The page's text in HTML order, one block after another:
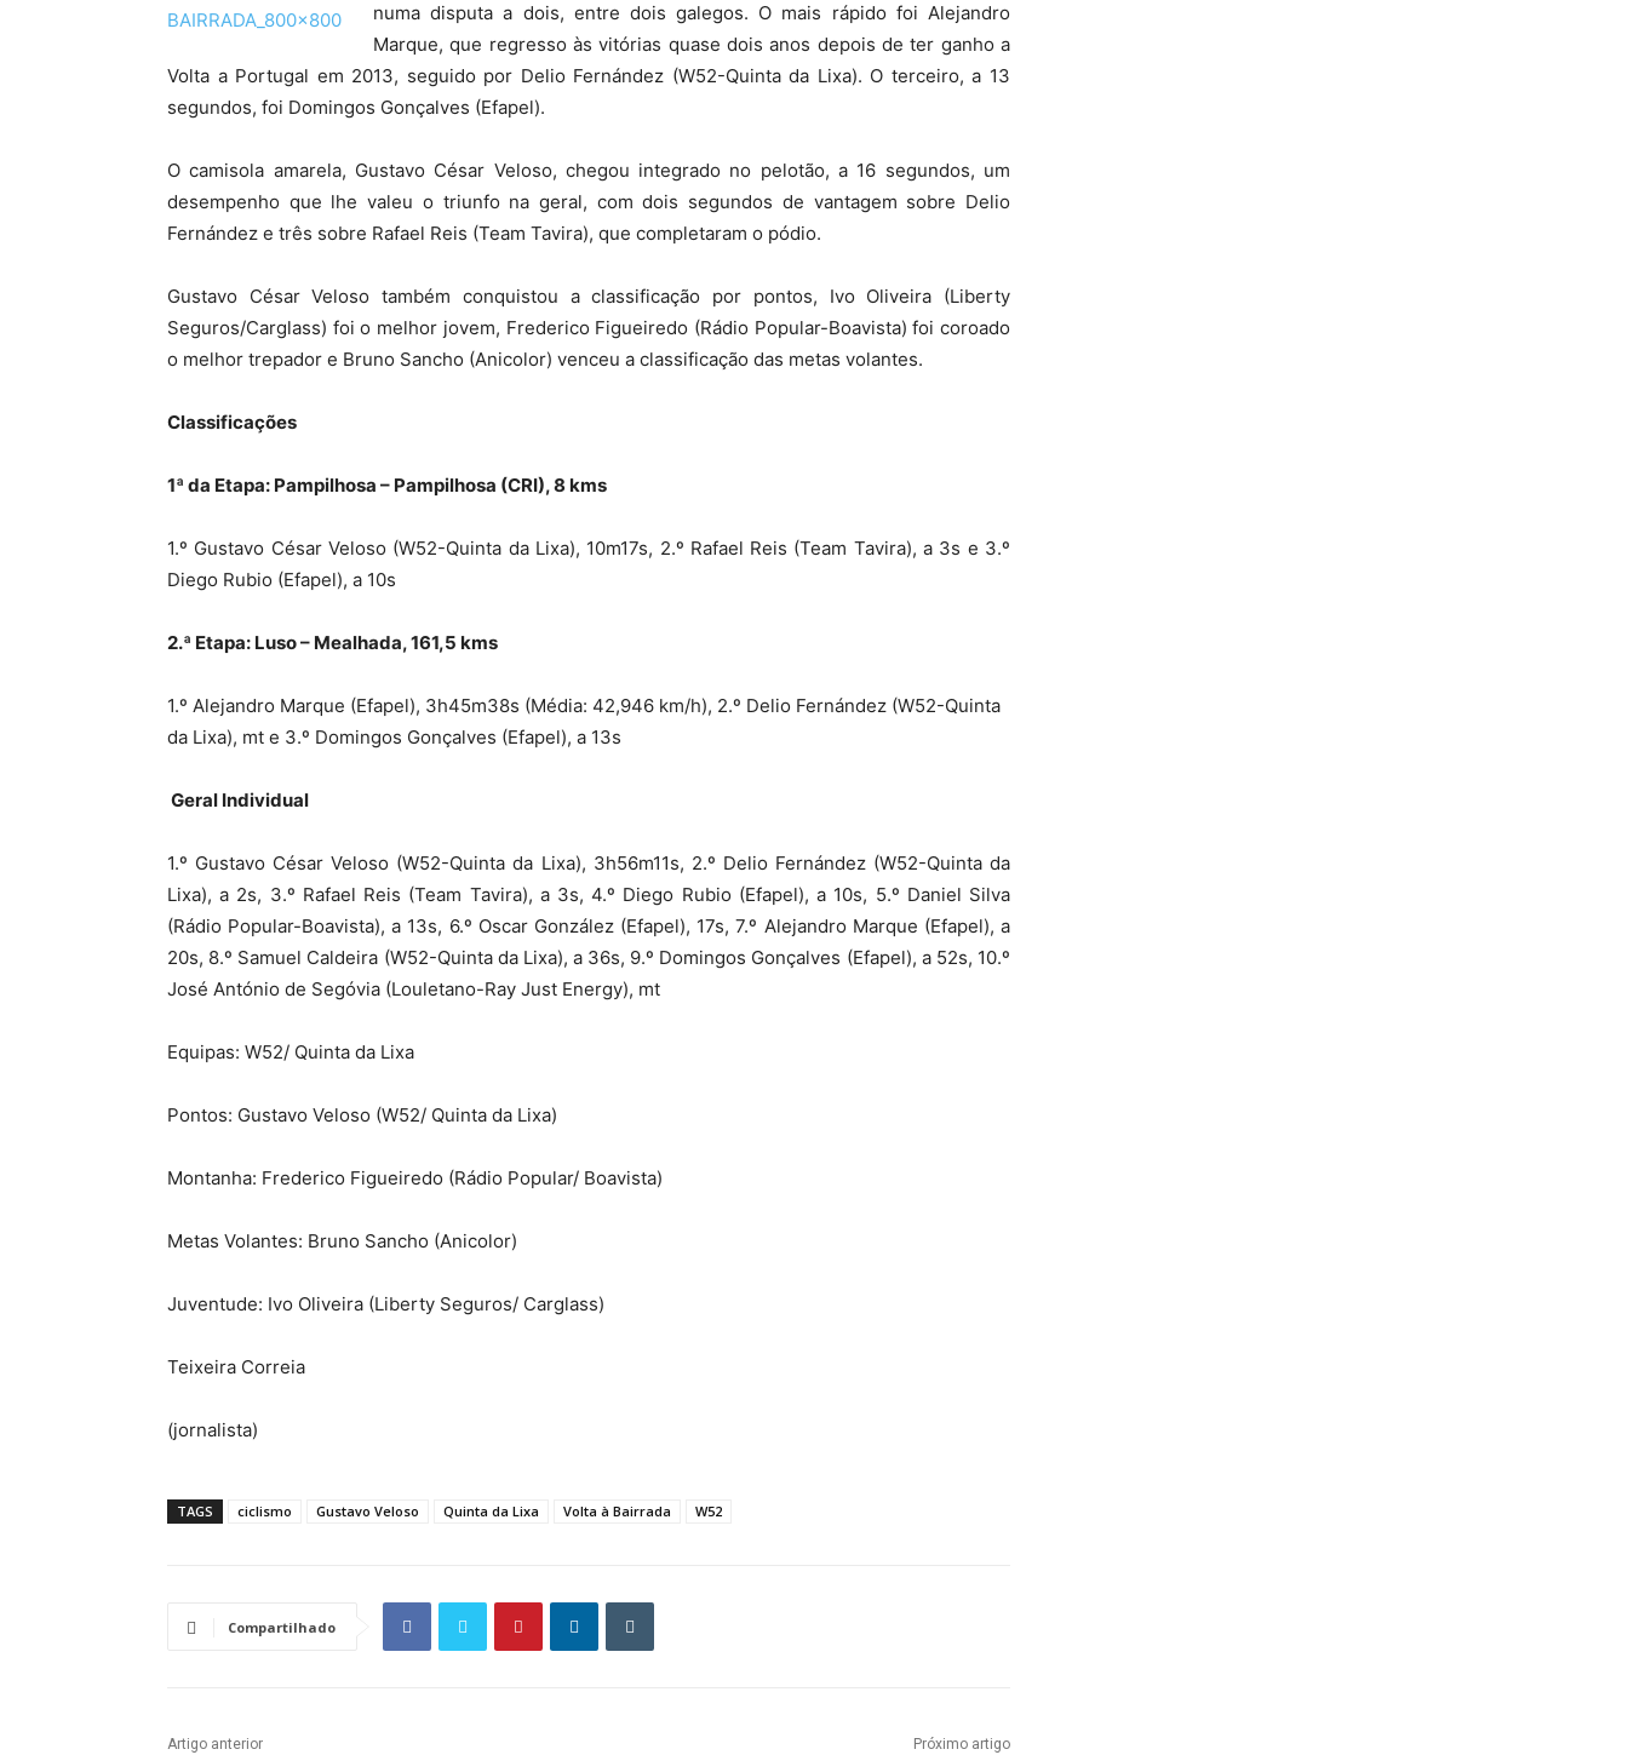
numa disputa a dois, entre dois galegos. O mais rápido foi Alejandro
Marque, que regresso às vitórias quase dois anos depois de ter ganho a
Volta a Portugal em 2013, seguido por Delio Fernández (W52-Quinta da Lixa). O terceiro, a 13
segundos, foi Domingos Gonçalves (Efapel).
O camisola amarela, Gustavo César Veloso, chegou integrado no pelotão, a 16 segundos, um
desempenho que lhe valeu o triunfo na geral, com dois segundos de vantagem sobre Delio
Fernández e três sobre Rafael Reis (Team Tavira), que completaram o pódio.
Gustavo César Veloso também conquistou a classificação por pontos, Ivo Oliveira (Liberty
Seguros/Carglass) foi o melhor jovem, Frederico Figueiredo (Rádio Popular-Boavista) foi coroado
o melhor trepador e Bruno Sancho (Anicolor) venceu a classificação das metas volantes.
Classificações
1ª da Etapa: Pampilhosa – Pampilhosa (CRI), 8 kms
1.º Gustavo César Veloso (W52-Quinta da Lixa), 10m17s, 2.º Rafael Reis (Team Tavira), a 3s e 3.º
Diego Rubio (Efapel), a 10s
2.ª Etapa: Luso – Mealhada, 161,5 kms
1.º Alejandro Marque (Efapel), 3h45m38s (Média: 42,946 km/h), 2.º Delio Fernández (W52-Quinta
da Lixa), mt e 3.º Domingos Gonçalves (Efapel), a 13s
Geral Individual
1.º Gustavo César Veloso (W52-Quinta da Lixa), 3h56m11s, 2.º Delio Fernández (W52-Quinta da
Lixa), a 2s, 3.º Rafael Reis (Team Tavira), a 3s, 4.º Diego Rubio (Efapel), a 10s, 5.º Daniel Silva
(Rádio Popular-Boavista), a 13s, 6.º Oscar González (Efapel), 17s, 7.º Alejandro Marque (Efapel), a
20s, 8.º Samuel Caldeira (W52-Quinta da Lixa), a 36s, 9.º Domingos Gonçalves (Efapel), a 52s, 10.º
José António de Segóvia (Louletano-Ray Just Energy), mt
Equipas: W52/ Quinta da Lixa
Pontos: Gustavo Veloso (W52/ Quinta da Lixa)
Montanha: Frederico Figueiredo (Rádio Popular/ Boavista)
Metas Volantes: Bruno Sancho (Anicolor)
Juventude: Ivo Oliveira (Liberty Seguros/ Carglass)
Teixeira Correia
(jornalista)
TAGS ciclismo Gustavo Veloso Quinta da Lixa Volta à Bairrada W52
Compartilhado
Artigo anterior Próximo artigo